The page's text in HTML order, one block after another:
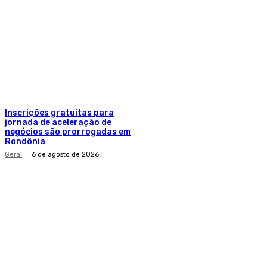
Inscrições gratuitas para
jornada de aceleração de
negócios são prorrogadas em
Rondônia
Geral 6 de agosto de 2026